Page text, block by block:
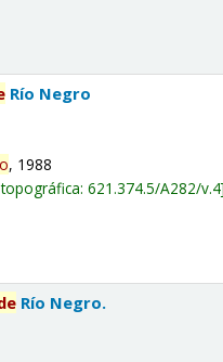
Río Negro
, 1988
621.374.5/A282/v.4
Río Negro.